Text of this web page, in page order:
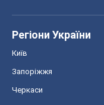
Регіони України
Київ
Запоріжжя
Черкаси